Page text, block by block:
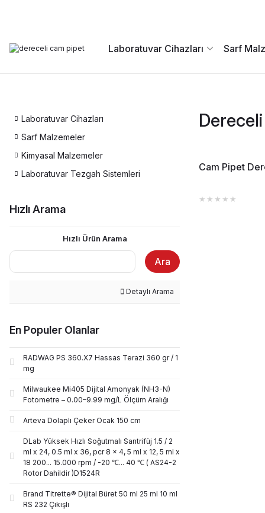
Laboratuvar Cihazları Sarf
Laboratuvar Cihazları
Sarf Malzemeler
Kimyasal Malzemeler
Laboratuvar Tezgah Sistemleri
Hızlı Arama
Hızlı Ürün Arama
Ara
Detaylı Arama
En Populer Olanlar
RADWAG PS 360.X7 Hassas Terazi 360 gr / 1
mg
Milwaukee Mi405 Dijital Amonyak (NH3-N)
Fotometre – 0.00–9.99 mg/L Ölçüm Aralığı
Arteva Dolaplı Çeker Ocak 150 cm
DLab Yüksek Hızlı Soğutmalı Santrifüj 1.5 / 2
ml x 24, 0.5 ml x 36, pcr 8 x 4, 5 ml x 12, 5 ml x
18 200... 15.000 rpm / -20 ℃... 40 ℃ ( AS24-2
Rotor Dahildir )D1524R
Brand Titrette® Dijital Büret 50 ml 25 ml 10 ml
RS 232 Çıkışlı
Cam Pipet